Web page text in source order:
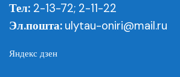
Тел: 2-13-72; 2-11-22
Эл.пошта: ulytau-oniri@mail.ru
Яндекс дзен